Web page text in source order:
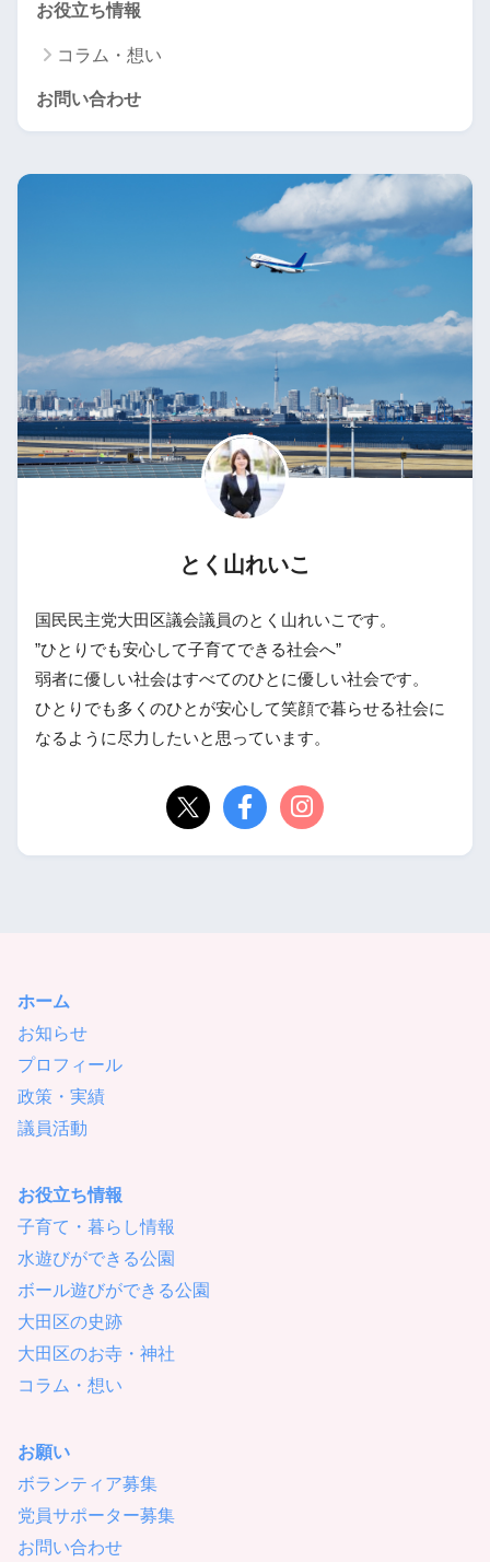
お役立ち情報
コラム・想い
お問い合わせ
とく山れいこ
国民民主党大田区議会議員のとく山れいこです。
”ひとりでも安心して子育てできる社会へ”
弱者に優しい社会はすべてのひとに優しい社会です。
ひとりでも多くのひとが安心して笑顔で暮らせる社会に
なるように尽力したいと思っています。
ホーム
お知らせ
プロフィール
政策・実績
議員活動
お役立ち情報
子育て・暮らし情報
水遊びができる公園
ボール遊びができる公園
大田区の史跡
大田区のお寺・神社
コラム・想い
お願い
ボランティア募集
党員サポーター募集
お問い合わせ